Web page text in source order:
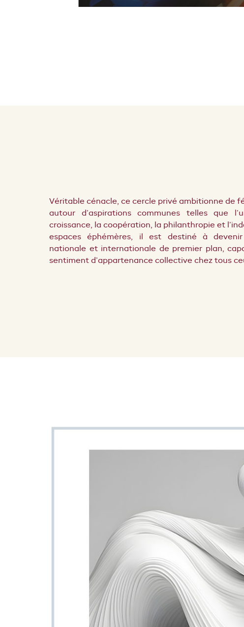
Véritable cénacle, ce cercle privé ambitionne de
autour d’aspirations communes telles que
croissance, la coopération, la philanthropie et
espaces éphémères, il est destiné à
nationale et internationale de premier plan,
sentiment d’appartenance collective chez tous